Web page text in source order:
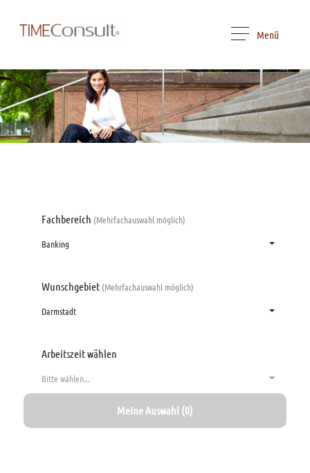
Menü
Fachbereich (Mehrfachauswahl möglich)
Banking
Wunschgebiet (Mehrfachauswahl möglich)
Darmstadt
Arbeitszeit wählen
Bitte wählen...
Meine Auswahl (0)